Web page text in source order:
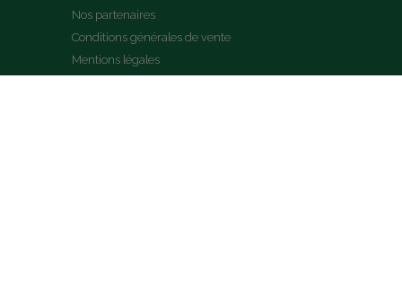
Nos partenaires
Conditions générales de vente
Mentions légales